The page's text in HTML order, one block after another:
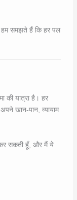
हम समझते हैं कि हर पल
की यात्रा है। हर
खान-पान, व्यायाम
सकती हूँ, और मैं ये